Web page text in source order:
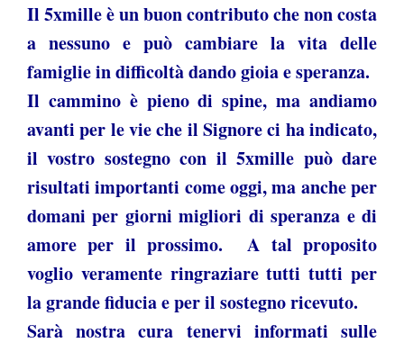
Il 5xmille è un buon contributo che non costa
a nessuno e può cambiare la vita delle
famiglie in difficoltà dando gioia e speranza.
Il cammino è pieno di spine, ma andiamo
avanti per le vie che il Signore ci ha indicato,
il vostro sostegno con il 5xmille può dare
risultati importanti come oggi, ma anche per
domani per giorni migliori di speranza e di
amore per il prossimo. A tal proposito
voglio veramente ringraziare tutti tutti per
la grande fiducia e per il sostegno ricevuto.
Sarà nostra cura tenervi informati sulle